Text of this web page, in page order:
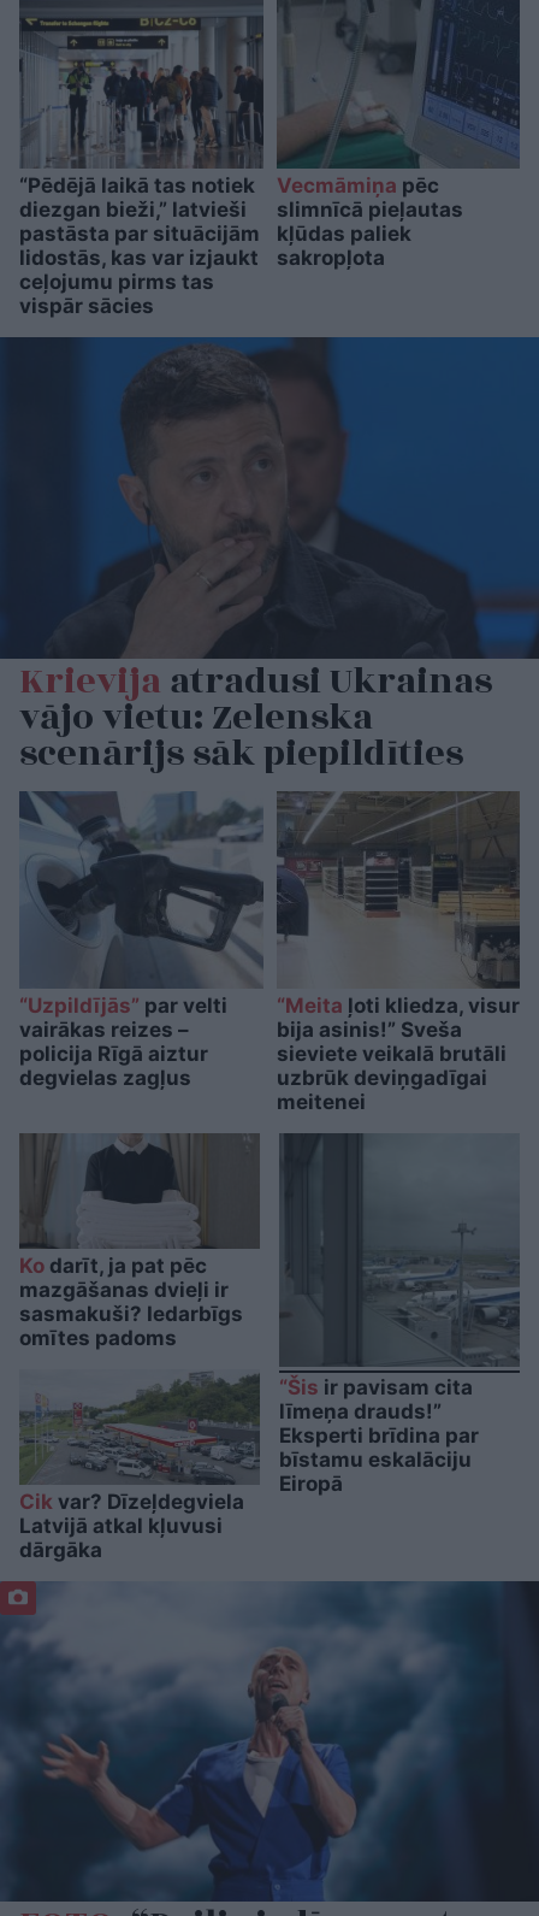
“Pēdējā laikā tas notiek
diezgan bieži,” latvieši
pastāsta par situācijām
lidostās, kas var izjaukt
ceļojumu pirms tas
vispār sācies
Vecmāmiņa pēc
slimnīcā pieļautas
kļūdas paliek
sakropļota
Krievijaatradusi Ukrainas
vājo vietu: Zelenska
scenārijs sāk piepildīties
“Uzpildījās” par velti
vairākas reizes –
policija Rīgā aiztur
degvielas zagļus
“Meita ļoti kliedza, visur
bija asinis!” Sveša
sieviete veikalā brutāli
uzbrūk deviņgadīgai
meitenei
Ko darīt, ja pat pēc
mazgāšanas dvieļi ir
sasmakuši? Iedarbīgs
omītes padoms
Cik var? Dīzeļdegviela
Latvijā atkal kļuvusi
dārgāka
“Šis ir pavisam cita
līmeņa drauds!”
Eksperti brīdina par
bīstamu eskalāciju
Eiropā